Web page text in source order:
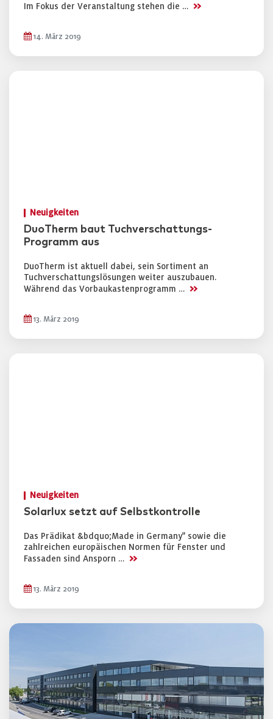
Im Fokus der Veranstaltung stehen die … >>
14. März 2019
Neuigkeiten
DuoTherm baut Tuchverschattungs-
Programm aus
DuoTherm ist aktuell dabei, sein Sortiment an
Tuchverschattungslösungen weiter auszubauen.
Während das Vorbaukastenprogramm … >>
13. März 2019
Neuigkeiten
Solarlux setzt auf Selbstkontrolle
Das Prädikat &bdquo;Made in Germany" sowie die
zahlreichen europäischen Normen für Fenster und
Fassaden sind Ansporn … >>
13. März 2019